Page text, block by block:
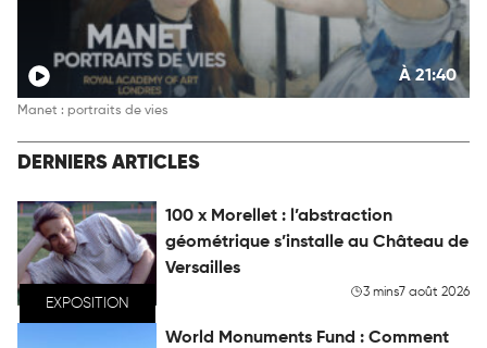
À 21:40
Manet : portraits de vies
DERNIERS ARTICLES
EXPOSITION
100 x Morellet : l’abstraction
géométrique s’installe au Château de
Versailles
3 mins7 août 2026
World Monuments Fund : Comment